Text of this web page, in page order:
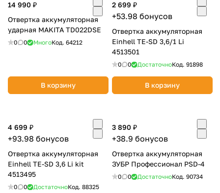
14 990 ₽
Отвертка аккумуляторная
ударная MAKITA TD022DSE
0 0 МногоКод. 64212
В корзину
2 699 ₽
+53.98 бонусов
Отвертка аккумуляторная
Einhell TE-SD 3,6/1 Li
4513501
0 0 ДостаточноКод. 91898
В корзину
4 699 ₽
+93.98 бонусов
Отвертка аккумуляторная
Einhell TE-SD 3,6 Li kit
4513495
0 0 ДостаточноКод. 88325
3 890 ₽
+38.9 бонусов
Отвертка аккумуляторная
ЗУБР Профессионал PSD-4
0 0 ДостаточноКод. 90734